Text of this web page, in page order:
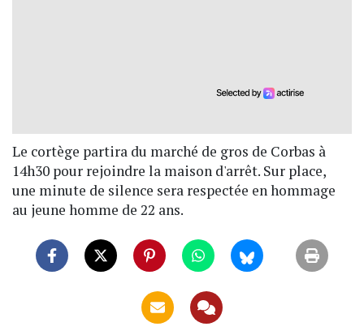
Le cortège partira du marché de gros de Corbas à
14h30 pour rejoindre la maison d'arrêt. Sur place,
une minute de silence sera respectée en hommage
au jeune homme de 22 ans.